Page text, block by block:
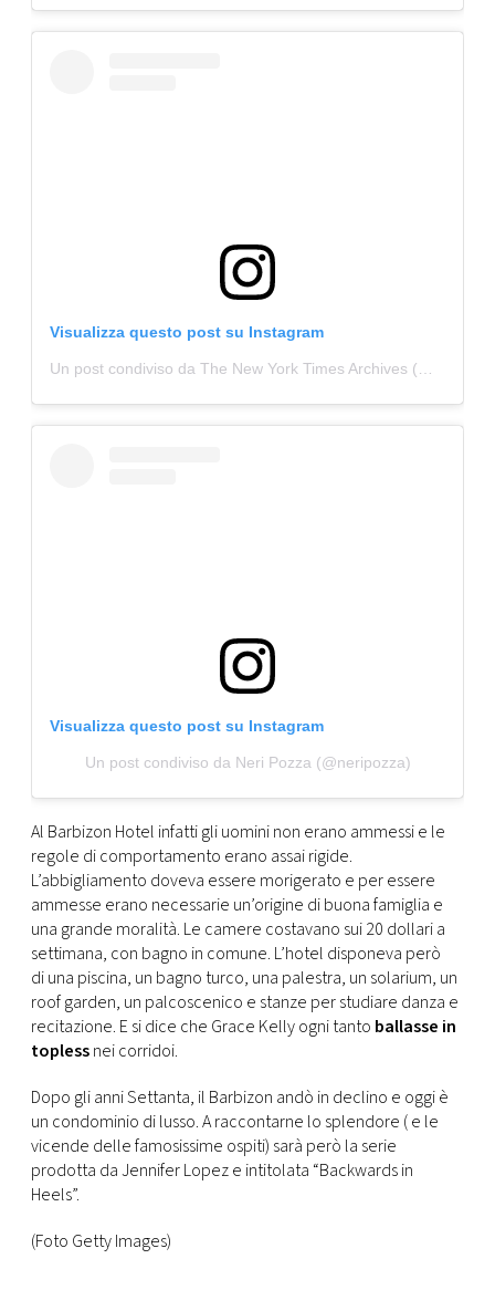
Visualizza questo post su Instagram
Un post condiviso da The New York Times Archives (@nytarchives)
Visualizza questo post su Instagram
Un post condiviso da Neri Pozza (@neripozza)
Al Barbizon Hotel infatti gli uomini non erano ammessi e le
regole di comportamento erano assai rigide.
L’abbigliamento doveva essere morigerato e per essere
ammesse erano necessarie un’origine di buona famiglia e
una grande moralità. Le camere costavano sui 20 dollari a
settimana, con bagno in comune. L’hotel disponeva però
di una piscina, un bagno turco, una palestra, un solarium, un
roof garden, un palcoscenico e stanze per studiare danza e
recitazione. E si dice che Grace Kelly ogni tanto ballasse in
toplessnei corridoi.
Dopo gli anni Settanta, il Barbizon andò in declino e oggi è
un condominio di lusso. A raccontarne lo splendore ( e le
vicende delle famosissime ospiti) sarà però la serie
prodotta da Jennifer Lopez e intitolata “Backwards in
Heels”.
(Foto Getty Images)